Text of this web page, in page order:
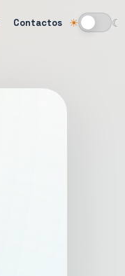
Contactos ☀ ☾
Alternar tema